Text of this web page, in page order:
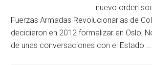
nuevo orden
Fuerzas Armadas Revolucionarias de
decidieron en 2012 formalizar en Oslo,
de unas conversaciones con el Estado …